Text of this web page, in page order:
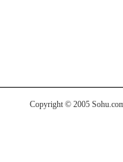
Copyright © 2005